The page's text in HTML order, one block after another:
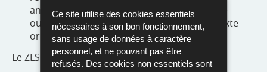
Ce site utilise des cookies essentiels
nécessaires à son bon fonctionnement,
sans usage de données à caractère
personnel, et ne pouvant pas être
refusés. Des cookies non essentiels sont
anniversaire de la 1 publication du célèbre
ouvrage de Michel Rodange, basée sur le texte
original de 1872.
Le ZLS présentera :